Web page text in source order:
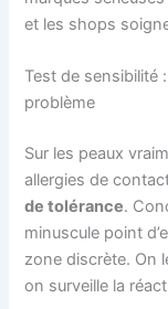
et les shops
Test de sensibilité
problème
Sur les peaux
allergies de
de tolérance.
minuscule point
zone discrète. On
on surveille la